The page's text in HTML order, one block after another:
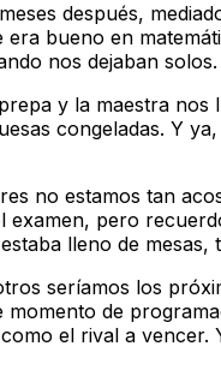
después,
bueno en
nos dejaban solos.
y la maestra
congeladas. Y
no estamos tan
pero
lleno de mesas,
seríamos los
de
el rival a